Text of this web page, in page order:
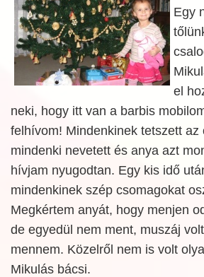
Egy
el
neki, hogy itt van a barbis
felhívom! Mindenkinek tetszett az
mindenki nevetett és anya azt
hívjam nyugodtan. Egy kis idő
mindenkinek szép csomagokat
Megkértem anyát, hogy menjen
de egyedül nem ment, muszáj
mennem. Közelről nem is volt
Mikulás bácsi.